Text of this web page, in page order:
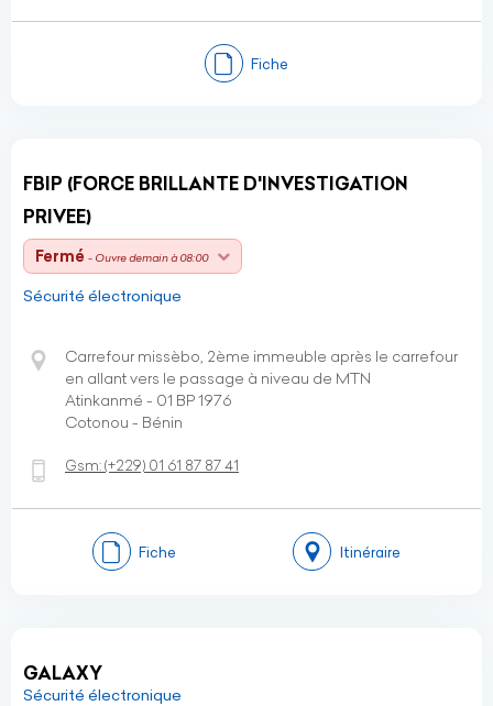
Fiche
FBIP (FORCE BRILLANTE D'INVESTIGATION
PRIVEE)
Fermé - Ouvre demain à 08:00
Sécurité électronique
Carrefour missèbo, 2ème immeuble après le carrefour
en allant vers le passage à niveau de MTN
Atinkanmé - 01 BP 1976
Cotonou - Bénin
Gsm:(+229) 01 61 87 87 41
Fiche Itinéraire
GALAXY
Sécurité électronique